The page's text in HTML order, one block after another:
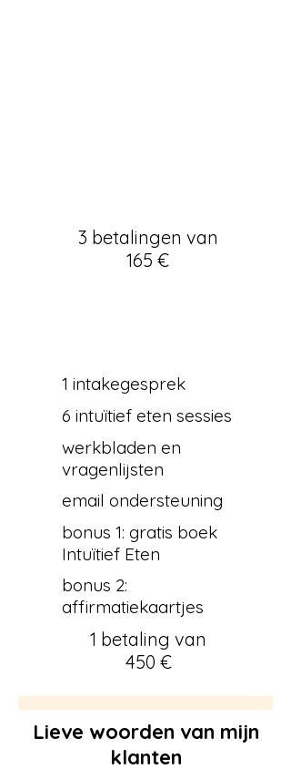
3 betalingen van
165 €
1 intakegesprek
6 intuïtief eten sessies
werkbladen en
vragenlijsten
email ondersteuning
bonus 1: gratis boek
Intuïtief Eten
bonus 2:
affirmatiekaartjes
1 betaling van
450 €
Lieve woorden van mijn
klanten